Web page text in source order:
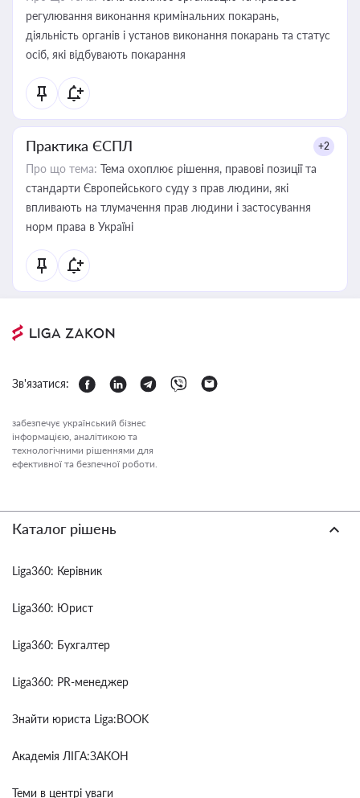
регулювання виконання кримінальних покарань,
діяльність органів і установ виконання покарань та статус
осіб, які відбувають покарання
Практика ЄСПЛ +2
Про що тема: Тема охоплює рішення, правові позиції та
стандарти Європейського суду з прав людини, які
впливають на тлумачення прав людини і застосування
норм права в Україні
Зв'язатися:
забезпечує український бізнес
інформацією, аналітикою та
технологічними рішеннями для
ефективної та безпечної роботи.
Каталог рішень
Liga360: Керівник
Liga360: Юрист
Liga360: Бухгалтер
Liga360: PR-менеджер
Знайти юриста Liga:BOOK
Академія ЛІГА:ЗАКОН
Теми в центрі уваги